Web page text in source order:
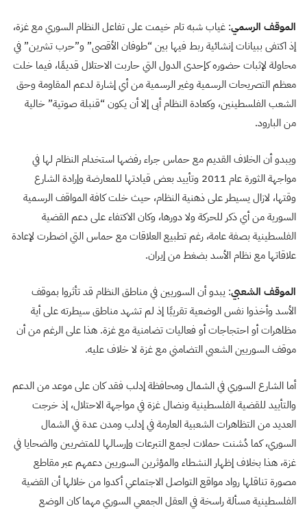
الموقف الرسمي: غياب شبه تام خيمت على تفاعل النظام السوري مع غزة،
إذ اكتفى ببيانات إنشائية ربط فيها بين “طوفان الأقصى” و”حرب تشرين” في
محاولة لإثبات حضوره كإحدى الدول التي حاربت الاحتلال قديمًا، فيما خلت
معظم التصريحات الرسمية وغير الرسمية من أي إشارة لدعم المقاومة وحق
الشعب الفلسطينين، وكعادة النظام أبى إلا أن يكون “قنبلة صوتية” خالية
من البارود.
ويبدو أن الخلاف القديم مع حماس جراء رفضها استخدام النظام لها في
مواجهة الثورة عام 2011 وتأييد بعض قيادتها للمعارضة وإرادة الشارع
وقتها، لازال يسيطر على ذهنية النظام، حيث خلت كافة المواقف الرسمية
السورية من أي ذكر للحركة ولا دورها، وكان الاكتفاء على دعم القضية
الفلسطينية بصفة عامة، رغم تطبيع العلاقات مع حماس التي اضطرت لإعادة
علاقاتها مع نظام الأسد بضغط من إيران.
الموقف الشعبي: يبدو أن السوريين في مناطق النظام قد تأثروا بموقف
الأسد وأخذوا نفس الوضعية تقريبًا إذ لم تشهد مناطق سيطرته على أية
مظاهرات أو احتجاجات أو فعاليات تضامنية مع غزة. هذا على الرغم من أن
موقف السوريين الشعبي التضامني مع غزة لا خلاف عليه.
أما الشارع السوري في الشمال ومحافظة إدلب فقد كان على موعد من الدعم
والتأييد للقضية الفلسطينية ونضال غزة في مواجهة الاحتلال، إذ خرجت
العديد من التظاهرات الشعبية العارمة في إدلب ومدن عدة في الشمال
السوري، كما دُشنت حملات لجمع التبرعات وإرسالها للمتضريين والضحايا في
غزة، هذا بخلاف إظهار النشطاء والمؤثرين السوريين دعمهم عبر مقاطع
مصورة تناقلها رواد مواقع التواصل الاجتماعي أكدوا من خلالها أن القضية
الفلسطينية مسألة راسخة في العقل الجمعي السوري مهما كان الوضع